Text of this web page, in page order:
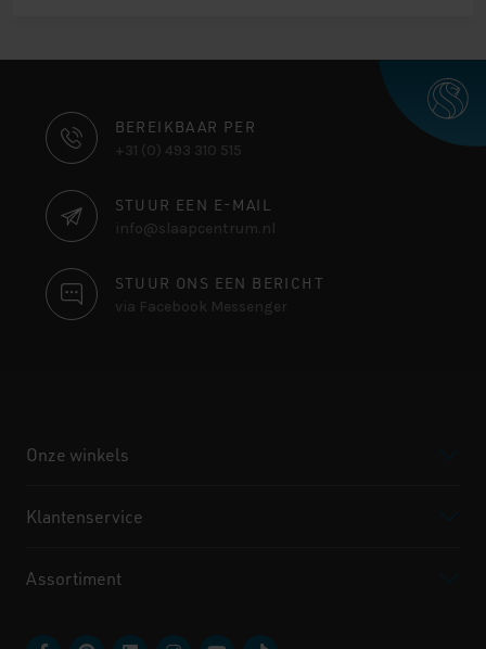
CONTACT
INFORMATIE
BEREIKBAAR PER
+31 (0) 493 310 515
STUUR EEN E-MAIL
info@slaapcentrum.nl
STUUR ONS EEN BERICHT
via Facebook Messenger
Onze winkels
Klantenservice
Assortiment